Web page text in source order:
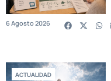
6 Agosto 2026
ACTUALIDAD